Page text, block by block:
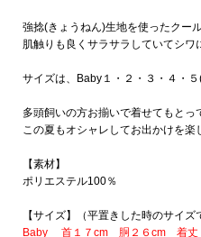
強捻(きょうねん)生地を使ったクー
肌触りも良くサラサラしていてシ
サイズは、Baby１・２・３・４・
多頭飼いの方お揃いで着せてもとっ
この夏もオシャレしてお出かけを楽
【素材】
ポリエステル100％
【サイズ】（平置きした時のサイズ
Baby 首１７cm 胴２６cm 着丈